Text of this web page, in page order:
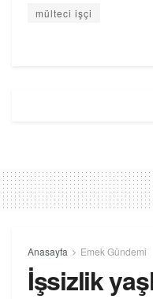
mülteci işçi
Anasayfa Emek Gündemi
İşsizlik